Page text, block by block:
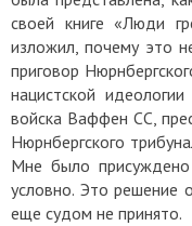
своей книге «Люди
изложил, почему это
приговор
нацистской
войска Ваффен СС,
Нюрнбергского
Мне было присуждено
условно. Это решение
еще судом не принято.